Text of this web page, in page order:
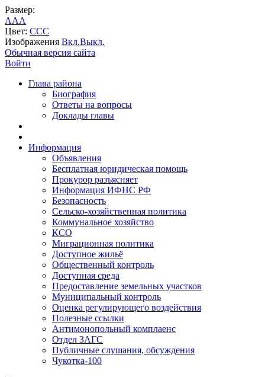
Размер:
AAA
Цвет: CCC
Изображения Вкл.Выкл.
Обычная версия сайта
Войти
Глава района
Биография
Ответы на вопросы
Доклады главы
Информация
Объявления
Бесплатная юридическая помощь
Прокурор разъясняет
Информация ИФНС РФ
Безопасность
Сельско-хозяйственная политика
Коммунальное хозяйство
КСО
Миграционная политика
Доступное жильё
Общественный контроль
Доступная среда
Предоставление земельных участков
Муниципальный контроль
Оценка регулирующего воздействия
Полезные ссылки
Антимонопольный комплаенс
Отдел ЗАГС
Публичные слушания, обсуждения
Чукотка-100